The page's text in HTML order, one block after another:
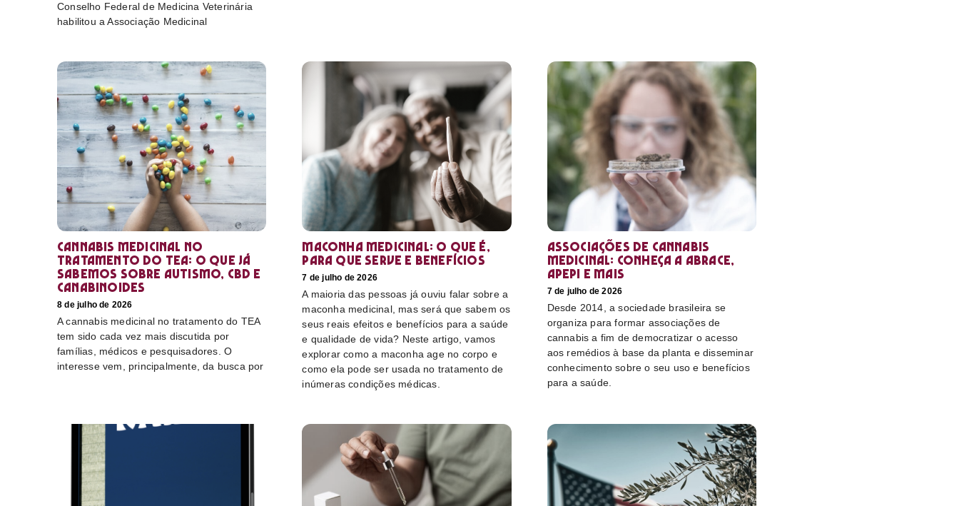
Conselho Federal de Medicina Veterinária
habilitou a Associação Medicinal
Cannabis medicinal no
tratamento do TEA: o que já
sabemos sobre autismo, CBD e
canabinoides
8 de julho de 2026
A cannabis medicinal no tratamento do TEA
tem sido cada vez mais discutida por
famílias, médicos e pesquisadores. O
interesse vem, principalmente, da busca por
Maconha medicinal: O que é,
para que serve e benefícios
7 de julho de 2026
A maioria das pessoas já ouviu falar sobre a
maconha medicinal, mas será que sabem os
seus reais efeitos e benefícios para a saúde
e qualidade de vida? Neste artigo, vamos
explorar como a maconha age no corpo e
como ela pode ser usada no tratamento de
inúmeras condições médicas.
Associações de cannabis
medicinal: conheça a Abrace,
Apepi e mais
7 de julho de 2026
Desde 2014, a sociedade brasileira se
organiza para formar associações de
cannabis a fim de democratizar o acesso
aos remédios à base da planta e disseminar
conhecimento sobre o seu uso e benefícios
para a saúde.